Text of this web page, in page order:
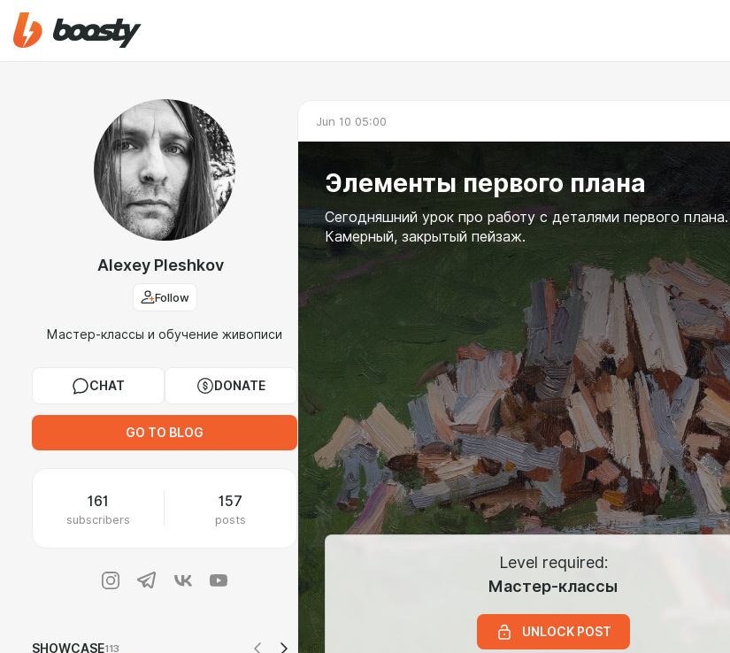
Alexey Pleshkov
Follow
Мастер-классы и обучение живописи
CHAT DONATE
GO TO BLOG
161
subscribers
157
posts
SHOWCASE113
Jun 10 05:00
Элементы первого плана
Сегодняшний урок про работу с деталями первого плана.
Камерный, закрытый пейзаж.
Level required:
Мастер-классы
UNLOCK POST